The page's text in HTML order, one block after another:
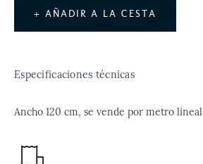
+ AÑADIR A LA CESTA
Especificaciones técnicas
Ancho 120 cm, se vende por metro lineal